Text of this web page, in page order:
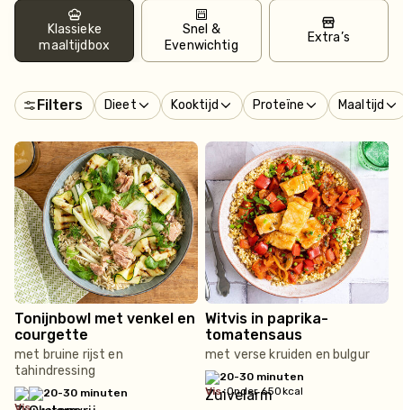
Klassieke
maaltijdbox
Snel &
Evenwichtig
Extra’s
Filters Dieet Kooktijd Proteïne Maaltijd
Tonijnbowl met venkel en
courgette
met bruine rijst en
tahindressing
20-30 minuten
vis
Witvis in paprika-
tomatensaus
met verse kruiden en bulgur
20-30 minuten
vis•Onder 650kcal